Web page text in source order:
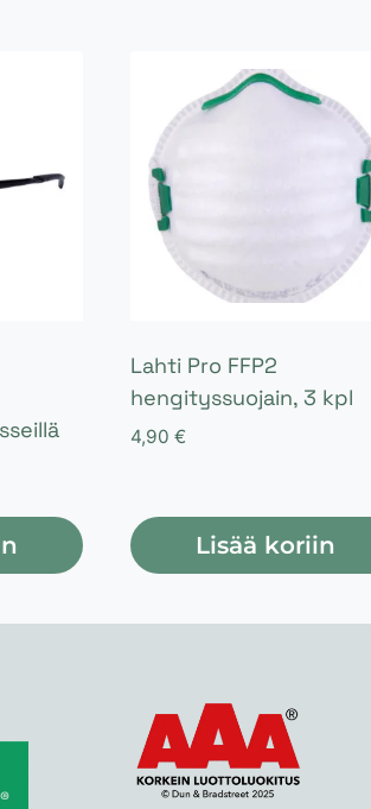
Lahti Pro FFP2
hengityssuojain, 3 kpl
4,90€
Lisää koriin